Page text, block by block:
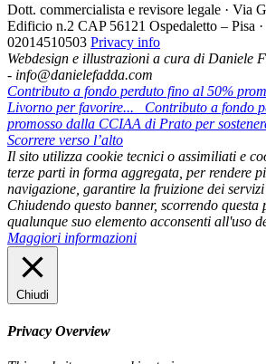
Dott. commercialista e revisore legale · Via
Edificio n.2 CAP 56121 Ospedaletto – Pisa
02014510503 Privacy info
Webdesign e illustrazioni a cura di Daniele
- info@danielefadda.com
Contributo a fondo perduto fino al 50%
Livorno per favorire...
Contributo a fondo
promosso dalla CCIAA di Prato per
Scorrere verso l’alto
Il sito utilizza cookie tecnici o assimiliati e
terze parti in forma aggregata, per rendere
navigazione, garantire la fruizione dei servizi
Chiudendo questo banner, scorrendo
qualunque suo elemento acconsenti all'uso
Maggiori informazioni
Chiudi
Privacy Overview